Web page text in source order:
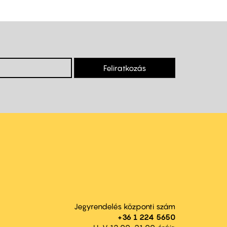
Feliratkozás
Jegyrendelés központi szám
+36 1 224 5650